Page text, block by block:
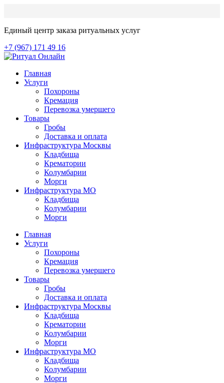
Единый центр заказа ритуальных услуг
+7 (967) 171 49 16
Главная
Услуги
Похороны
Кремация
Перевозка умершего
Товары
Гробы
Доставка и оплата
Инфраструктура Москвы
Кладбища
Крематории
Колумбарии
Морги
Инфраструктура МО
Кладбища
Колумбарии
Морги
Главная
Услуги
Похороны
Кремация
Перевозка умершего
Товары
Гробы
Доставка и оплата
Инфраструктура Москвы
Кладбища
Крематории
Колумбарии
Морги
Инфраструктура МО
Кладбища
Колумбарии
Морги